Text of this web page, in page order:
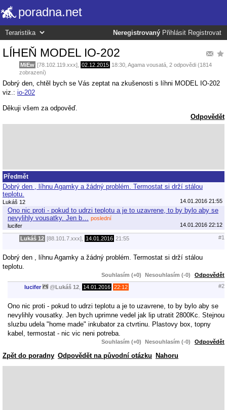
poradna.net
Neregistrovaný Přihlásit Registrovat
LÍHEŇ MODEL IO-202
MiEw [78.102.119.xxx], 02.12.2015 18:30 Agama vousatá , 2 odpovědi (1814
zobrazení)
Dobrý den, chtěl bych se Vás zeptat na zkušenosti s líhni MODEL IO-202
viz.: io-202
Děkuji všem za odpověď.
Odpovědět
Předmět
Dobrý den , líhnu Agamky a žádný problém. Termostat si drží stálou
teplotu.
Lukáš 12 14.01.2016 21:55
Ono nic proti - pokud to udrzi teplotu a je to uzavrene, to by bylo aby se
nevylihly vousatky. Jen b…
poslední
lucifer
14.01.2016 22:12
Lukáš 12 [88.101.7.xxx], 14.01.2016 21:55 #1
Dobrý den , líhnu Agamky a žádný problém. Termostat si drží stálou
teplotu.
Souhlasím (+0) Nesouhlasím (-0) Odpovědět
lucifer @Lukáš 12 14.01.2016 22:12 #2
Ono nic proti - pokud to udrzi teplotu a je to uzavrene, to by bylo aby se
nevylihly vousatky. Jen bych uprimne vedel jak lip utratit 2800Kc. Stejnou
sluzbu udela "home made" inkubator za ctvrtinu. Plastovy box, topny
kabel, termostat - nic vic neni potreba.
Souhlasím (+0) Nesouhlasím (-0) Odpovědět
Zpět do poradny Odpovědět na původní otázku Nahoru